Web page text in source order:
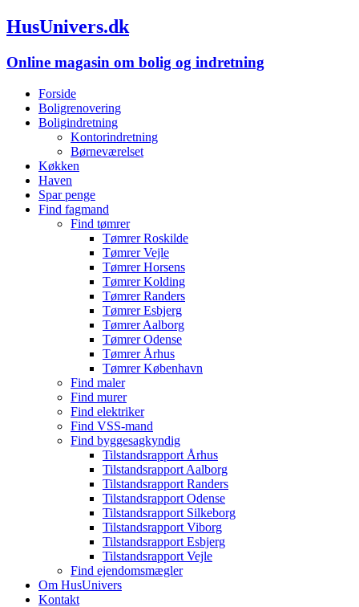
HusUnivers.dk
Online magasin om bolig og indretning
Forside
Boligrenovering
Boligindretning
Kontorindretning
Børneværelset
Køkken
Haven
Spar penge
Find fagmand
Find tømrer
Tømrer Roskilde
Tømrer Vejle
Tømrer Horsens
Tømrer Kolding
Tømrer Randers
Tømrer Esbjerg
Tømrer Aalborg
Tømrer Odense
Tømrer Århus
Tømrer København
Find maler
Find murer
Find elektriker
Find VSS-mand
Find byggesagkyndig
Tilstandsrapport Århus
Tilstandsrapport Aalborg
Tilstandsrapport Randers
Tilstandsrapport Odense
Tilstandsrapport Silkeborg
Tilstandsrapport Viborg
Tilstandsrapport Esbjerg
Tilstandsrapport Vejle
Find ejendomsmægler
Om HusUnivers
Kontakt